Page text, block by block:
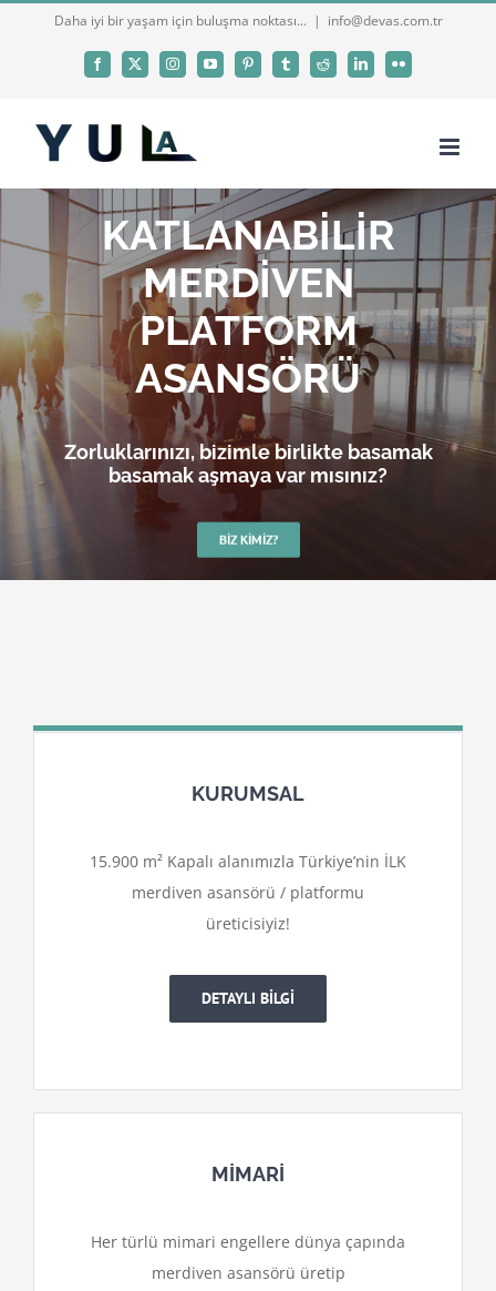
Daha iyi bir yaşam için buluşma noktası... | info@devas.com.tr
Facebook
X InstagramYouTubePinterestTumblrReddit LinkedInFlickr
KATLANABİLİR
MERDİVEN
PLATFORM
ASANSÖRÜ
Zorluklarınızı, bizimle birlikte basamak
basamak aşmaya var mısınız?
BIZ KIMIZ?
KURUMSAL
15.900 m² Kapalı alanımızla Türkiye’nin İLK
merdiven asansörü / platformu
üreticisiyiz!
DETAYLI BİLGİ
MİMARİ
Her türlü mimari engellere dünya çapında
merdiven asansörü üretip